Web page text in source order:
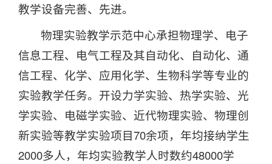
教学设备完善、先进。
物理实验教学示范中心承担物理学、电子
信息工程、电气工程及其自动化、自动化、通
信工程、化学、应用化学、生物科学等专业的
实验教学任务。开设力学实验、热学实验、光
学实验、电磁学实验、近代物理实验、物理创
新实验等教学实验项目70余项，年均接纳学生
2000多人，年均实验教学人时数约48000学